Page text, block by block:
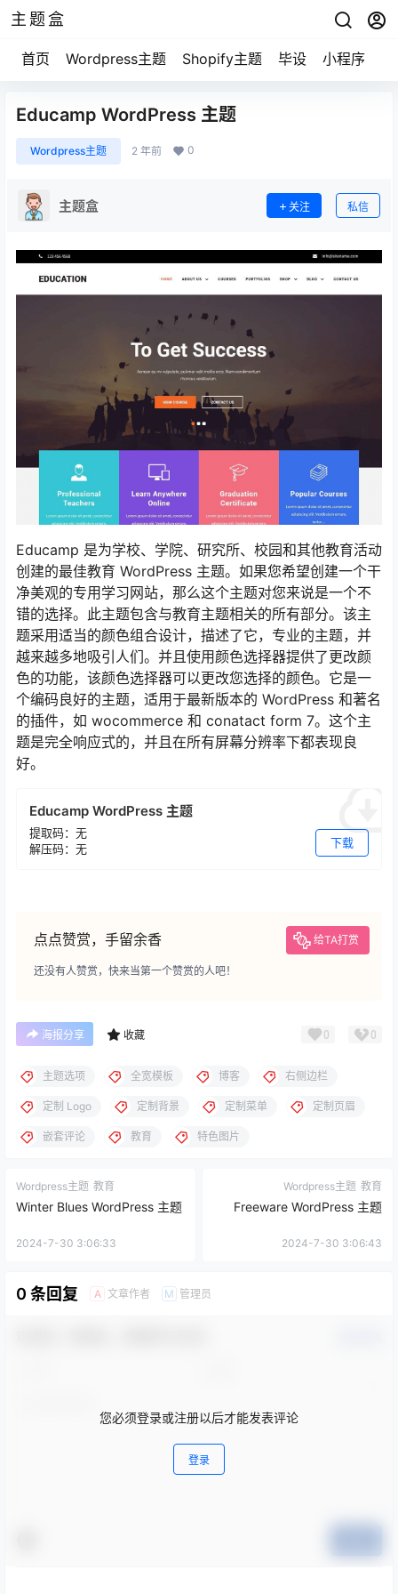
主题盒
首页 Wordpress主题 Shopify主题 毕设 小程序
Educamp WordPress 主题
Wordpress主题 2 年前 0
主题盒 关注 私信
Educamp 是为学校、学院、研究所、校园和其他教育活动
创建的最佳教育 WordPress 主题。如果您希望创建一个干
净美观的专用学习网站，那么这个主题对您来说是一个不
错的选择。此主题包含与教育主题相关的所有部分。该主
题采用适当的颜色组合设计，描述了它，专业的主题，并
越来越多地吸引人们。并且使用颜色选择器提供了更改颜
色的功能，该颜色选择器可以更改您选择的颜色。它是一
个编码良好的主题，适用于最新版本的 WordPress 和著名
的插件，如 wocommerce 和 conatact form 7。这个主
题是完全响应式的，并且在所有屏幕分辨率下都表现良
好。
Educamp WordPress 主题
提取码：无
解压码：无
下载
点点赞赏，手留余香 给TA打赏
还没有人赞赏，快来当第一个赞赏的人吧！
海报分享 收藏 0 0
主题选项 全宽模板 博客 右侧边栏
定制 Logo 定制背景 定制菜单 定制页眉
嵌套评论 教育 特色图片
Wordpress主题 教育
Winter Blues WordPress 主题
2024-7-30 3:06:33
Wordpress主题 教育
Freeware WordPress 主题
2024-7-30 3:06:43
0 条回复 A 文章作者 M 管理员
您必须登录或注册以后才能发表评论
登录